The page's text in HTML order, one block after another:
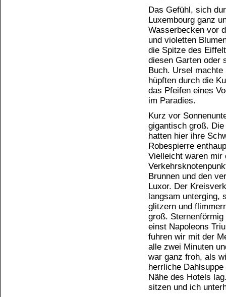
Das Gefühl, sich
Luxembourg ganz
Wasserbecken vor
und violetten
die Spitze des
diesen Garten oder
Buch. Ursel
hüpften durch die
das Pfeifen eines
im Paradies.
Kurz vor
gigantisch groß.
hatten hier ihre
Robespierre
Vielleicht waren mir
Brunnen und den
Luxor. Der
langsam unterging,
glitzern und
groß.
einst Napoleons
fuhren wir mit der
alle zwei Minuten
war ganz froh, als
herrliche
Nähe des Hotels
sitzen und ich